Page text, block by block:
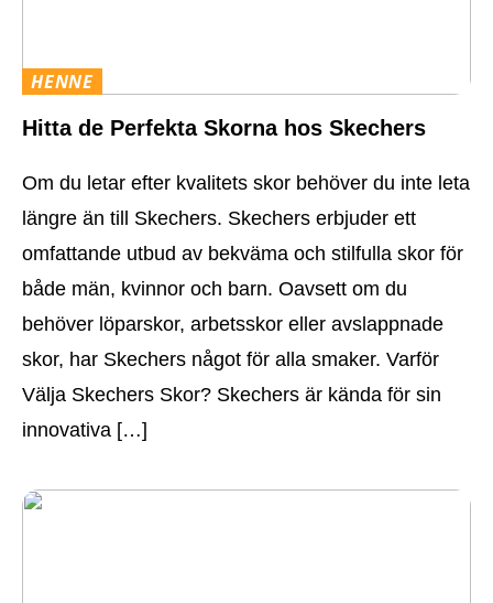
HENNE
Hitta de Perfekta Skorna hos Skechers
Om du letar efter kvalitets skor behöver du inte leta
längre än till Skechers. Skechers erbjuder ett
omfattande utbud av bekväma och stilfulla skor för
både män, kvinnor och barn. Oavsett om du
behöver löparskor, arbetsskor eller avslappnade
skor, har Skechers något för alla smaker. Varför
Välja Skechers Skor? Skechers är kända för sin
innovativa […]